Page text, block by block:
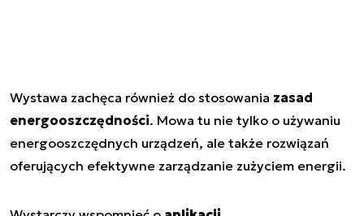
Wystawa zachęca również do stosowania zasad
energooszczędności. Mowa tu nie tylko o używaniu
energooszczędnych urządzeń, ale także rozwiązań
oferujących efektywne zarządzanie zużyciem energii.